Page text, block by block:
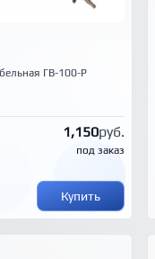
ГВ-100-Р
1,150руб.
под заказ
Купить